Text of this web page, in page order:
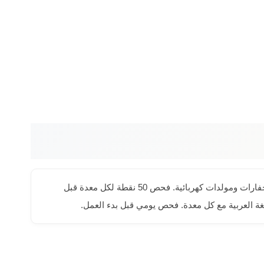
تأجير معدات ثقيلة في حي العريض بالمدينة المنورة أصبح أسهل مع رافعات الشموخ. أسطولنا يشمل رافعات ذراعية ومقصية وشوكية وحفارات ومولدات كهربائية. فحص 50 نقطة لكل معدة قبل